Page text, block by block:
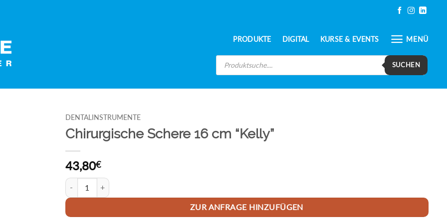
PRODUKTE DIGITAL KURSE & EVENTS MENÜ
Products
search
SUCHEN
DENTALINSTRUMENTE
Chirurgische Schere 16 cm “Kelly”
43,80€
Chirurgische Schere 16 cm "Kelly" Menge
ZUR ANFRAGE HINZUFÜGEN